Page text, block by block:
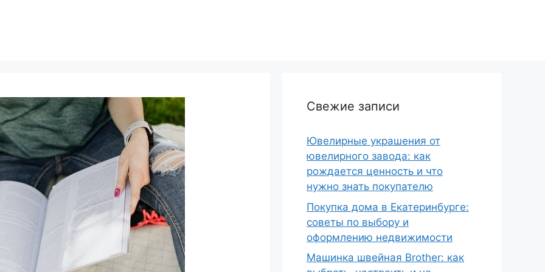
Свежие записи
Ювелирные украшения от
ювелирного завода: как
рождается ценность и что
нужно знать покупателю
Покупка дома в Екатеринбурге:
советы по выбору и
оформлению недвижимости
Машинка швейная Brother: как